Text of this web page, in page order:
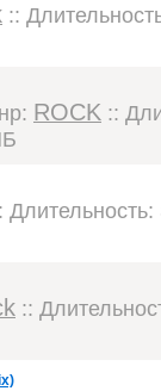
::
ROCK ::
::